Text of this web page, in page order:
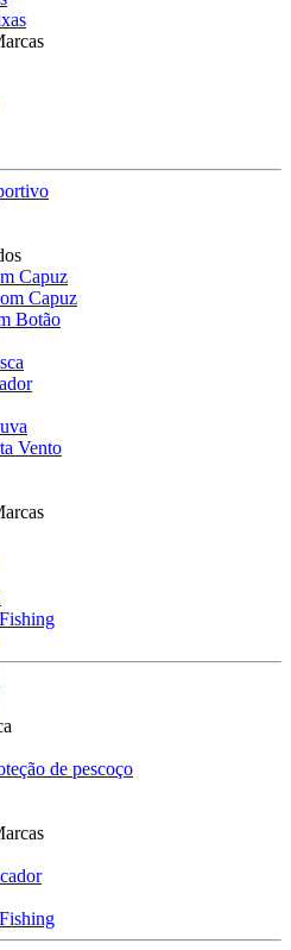
Capuz
Capuz
Botão
Vento
de pescoço